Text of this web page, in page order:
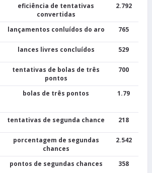
eficiência de tentativas
convertidas
2.792
lançamentos conluídos do aro 765
lances livres concluídos 529
tentativas de bolas de três
pontos
700
bolas de três pontos 1.79
tentativas de segunda chance 218
porcentagem de segundas
chances
2.542
pontos de segundas chances 358